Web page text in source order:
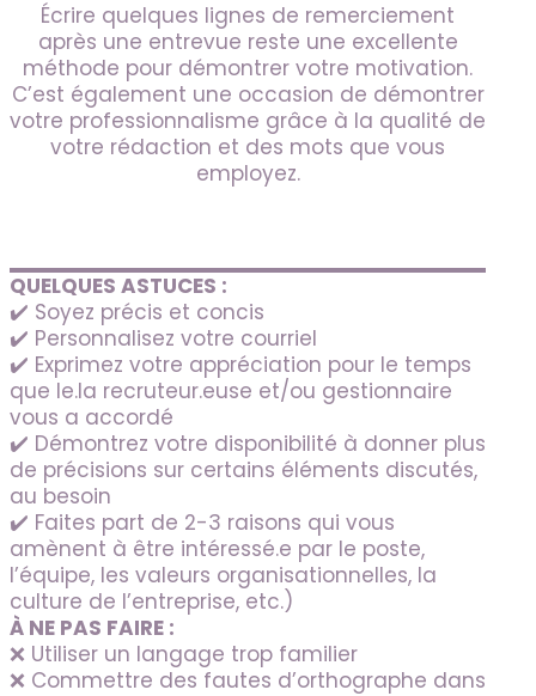
Écrire quelques lignes de remerciement
après une entrevue reste une excellente
méthode pour démontrer votre motivation.
C’est également une occasion de démontrer
votre professionnalisme grâce à la qualité de
votre rédaction et des mots que vous
employez.
QUELQUES ASTUCES :
✔️ Soyez précis et concis
✔️ Personnalisez votre courriel
✔️ Exprimez votre appréciation pour le temps
que le.la recruteur.euse et/ou gestionnaire
vous a accordé
✔️ Démontrez votre disponibilité à donner plus
de précisions sur certains éléments discutés,
au besoin
✔️ Faites part de 2-3 raisons qui vous
amènent à être intéressé.e par le poste,
l’équipe, les valeurs organisationnelles, la
culture de l’entreprise, etc.)
À NE PAS FAIRE :
❌ Utiliser un langage trop familier
❌ Commettre des fautes d’orthographe dans